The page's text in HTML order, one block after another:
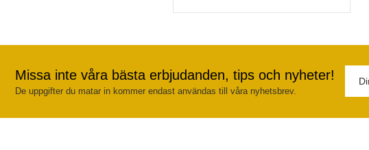
Missa inte våra bästa erbjudanden, tips och nyheter!
De uppgifter du matar in kommer endast användas till våra nyhetsbrev.